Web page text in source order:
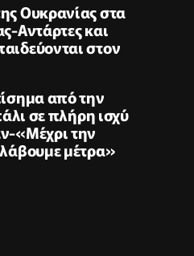
Ουκρανίας στα
Αντάρτες και
στον
από την
σε πλήρη ισχύ
«Μέχρι την
μέτρα»